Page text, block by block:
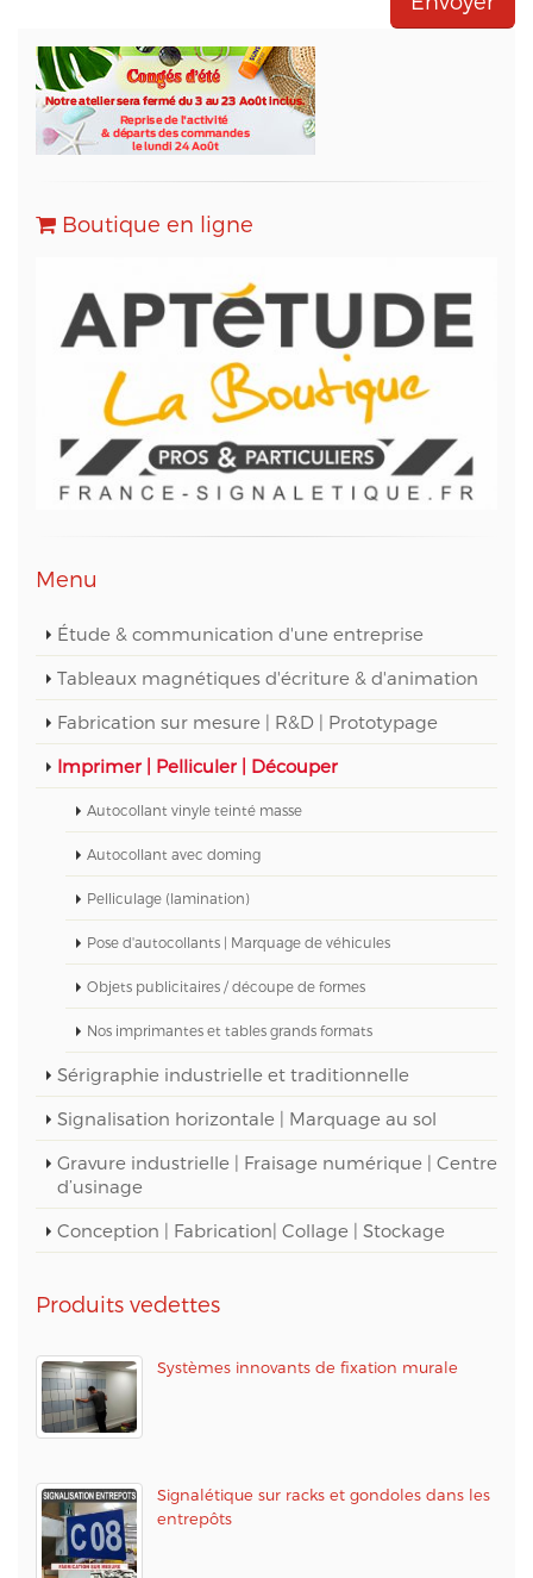
- Kiubi (www.kiubi.com) en qualité d'opérateur
technique du site web,
- OVH (www.ovh.com) en qualité d'hébergeur du
site web,
- Sarbacane (www.sarbacane.com) en tant que
d'Emailing, Newsletters, SMS, Emails
Transactionnels (SMTP) et pour le Marketing
Automation.
Conformément à la loi « informatique et libertés »,
vous pouvez exercer votre droit d'accès aux
données vous concernant et les faire rectifier en
contactant M. Christophe PATRY, responsable
technique web et des données informatiques, au
05 56 67 68 01 ou par mail sur info@aptetude.net.
Boutique en ligne
Menu
Étude & communication d'une entreprise
Tableaux magnétiques d'écriture & d'animation
Fabrication sur mesure | R&D | Prototypage
Imprimer | Pelliculer | Découper
Autocollant vinyle teinté masse
Autocollant avec doming
Pelliculage (lamination)
Pose d'autocollants | Marquage de véhicules
Objets publicitaires / découpe de formes
Nos imprimantes et tables grands formats
Sérigraphie industrielle et traditionnelle
Signalisation horizontale | Marquage au sol
Gravure industrielle | Fraisage numérique | Centre
d’usinage
Conception | Fabrication| Collage | Stockage
Produits vedettes
Systèmes innovants de fixation murale
Signalétique sur racks et gondoles dans les
entrepôts